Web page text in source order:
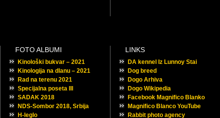
FOTO ALBUMI
Kinološki bukvar – 2021
Kinologija na dlanu – 2021
Rad na terenu 2021
Specijalna poseta III
SADAK 2018
NDS-Sombor 2018, Srbija
H-leglo
LINKS
DA kennel Iz Lunnoy Stai
Dog breed
Dogo Arhiva
Dogo Wikipedia
Facebook Magnifico Blanko
Magnifico Blanco YouTube
Rabbit photo agency